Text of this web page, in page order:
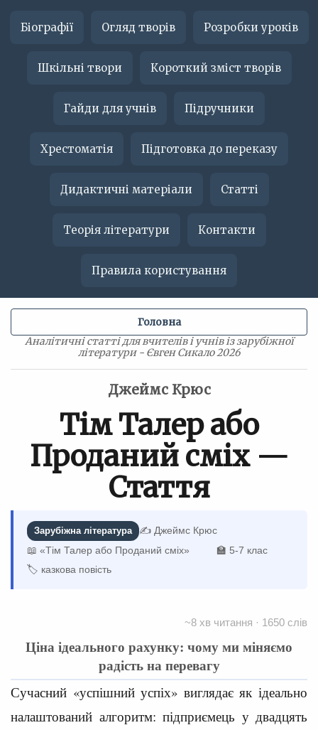
Біографії Огляд творів Розробки уроків
Шкільні твори Короткий зміст творів
Гайди для учнів Підручники
Хрестоматія Підготовка до переказу
Дидактичні матеріали Статті
Теорія літератури Контакти
Правила користування
Аналітичні статті для вчителів і учнів із зарубіжної
літератури - Євген Сикало 2026
Головна
Джеймс Крюс
Тім Талер або
Проданий сміх —
Стаття
Зарубіжна література
✍️ Джеймс Крюс
📖 «Тім Талер або Проданий сміх»
🏫 5-7 клас
🏷 казкова повість
~8 хв читання · 1650 слів
Ціна ідеального рахунку: чому ми міняємо
радість на перевагу
Сучасний «успішний успіх» виглядає як ідеально
налаштований алгоритм: підприємець у двадцять